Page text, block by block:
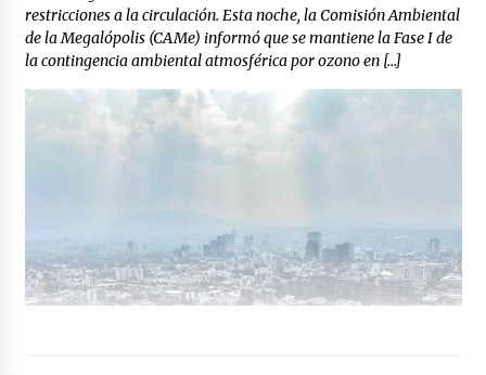
restricciones a la circulación. Esta noche, la Comisión Ambiental
de la Megalópolis (CAMe) informó que se mantiene la Fase I de
la contingencia ambiental atmosférica por ozono en […]